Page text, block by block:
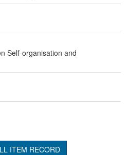
Self-organisation and
ITEM RECORD